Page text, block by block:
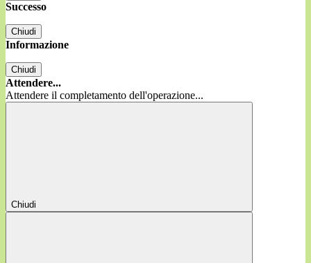
Successo
Chiudi
Informazione
Chiudi
Attendere...
Attendere il completamento dell'operazione...
Chiudi